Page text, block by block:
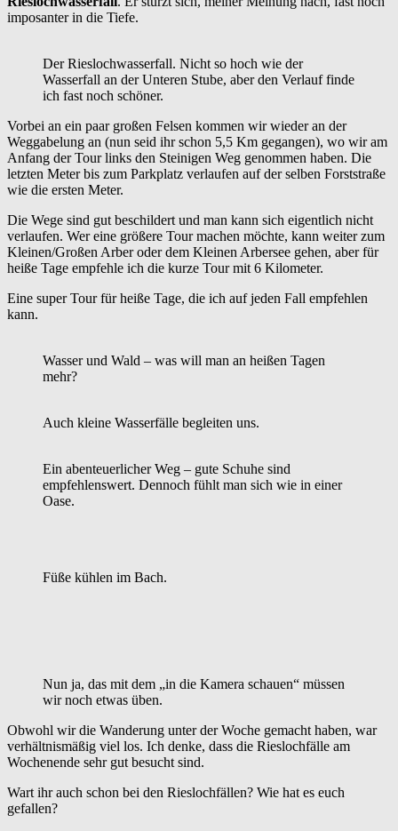
imposanter in die Tiefe.
Der Rieslochwasserfall. Nicht so hoch wie der
Wasserfall an der Unteren Stube, aber den Verlauf finde
ich fast noch schöner.
Vorbei an ein paar großen Felsen kommen wir wieder an der
Weggabelung an (nun seid ihr schon 5,5 Km gegangen), wo wir am
Anfang der Tour links den Steinigen Weg genommen haben. Die
letzten Meter bis zum Parkplatz verlaufen auf der selben Forststraße
wie die ersten Meter.
Die Wege sind gut beschildert und man kann sich eigentlich nicht
verlaufen. Wer eine größere Tour machen möchte, kann weiter zum
Kleinen/Großen Arber oder dem Kleinen Arbersee gehen, aber für
heiße Tage empfehle ich die kurze Tour mit 6 Kilometer.
Eine super Tour für heiße Tage, die ich auf jeden Fall empfehlen
kann.
Wasser und Wald – was will man an heißen Tagen
mehr?
Auch kleine Wasserfälle begleiten uns.
Ein abenteuerlicher Weg – gute Schuhe sind
empfehlenswert. Dennoch fühlt man sich wie in einer
Oase.
Füße kühlen im Bach.
Nun ja, das mit dem „in die Kamera schauen“ müssen
wir noch etwas üben.
Obwohl wir die Wanderung unter der Woche gemacht haben, war
verhältnismäßig viel los. Ich denke, dass die Rieslochfälle am
Wochenende sehr gut besucht sind.
Wart ihr auch schon bei den Rieslochfällen? Wie hat es euch
gefallen?